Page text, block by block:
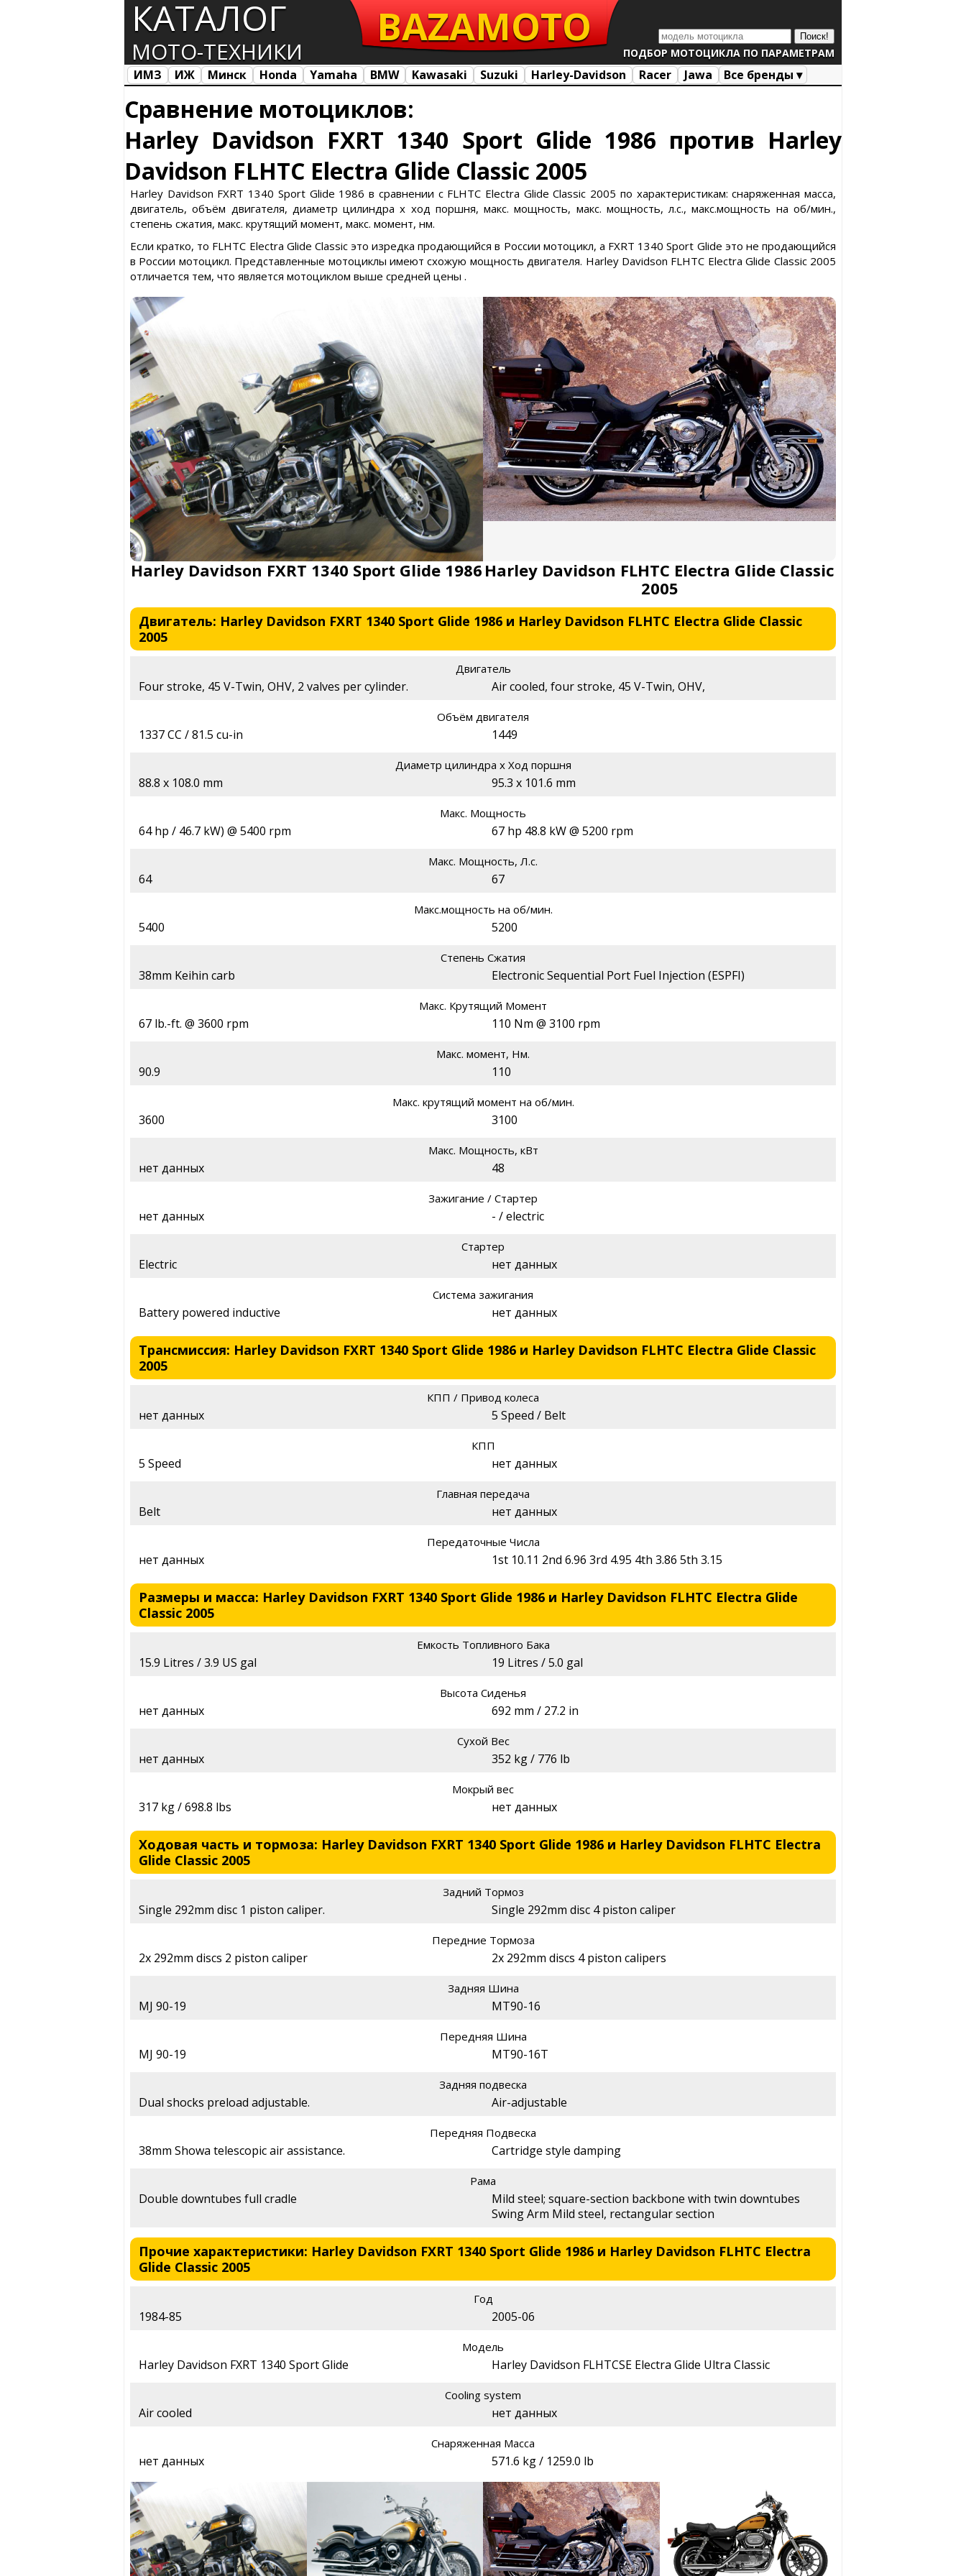
КАТАЛОГ
МОТО-ТЕХНИКИ ПОДБОР МОТОЦИКЛА ПО ПАРАМЕТРАМ
BAZAMOTO
ИМЗ ИЖ Минск Honda Yamaha BMW Kawasaki Suzuki Harley-Davidson Racer Jawa
Все бренды ▾
Сравнение мотоциклов:
Harley Davidson FXRT 1340 Sport Glide 1986 против Harley
Davidson FLHTC Electra Glide Classic 2005
Harley Davidson FXRT 1340 Sport Glide 1986 в сравнении с FLHTC Electra Glide Classic 2005 по характеристикам: снаряженная масса,
двигатель, объём двигателя, диаметр цилиндра х ход поршня, макс. мощность, макс. мощность, л.с., макс.мощность на об/мин.,
степень сжатия, макс. крутящий момент, макс. момент, нм.
Если кратко, то FLHTC Electra Glide Classic это изредка продающийся в России мотоцикл, а FXRT 1340 Sport Glide это не продающийся
в России мотоцикл. Представленные мотоциклы имеют схожую мощность двигателя. Harley Davidson FLHTC Electra Glide Classic 2005
отличается тем, что является мотоциклом выше средней цены .
Harley Davidson FXRT 1340 Sport Glide 1986 Harley Davidson FLHTC Electra Glide Classic
2005
Двигатель: Harley Davidson FXRT 1340 Sport Glide 1986 и Harley Davidson FLHTC Electra Glide Classic
2005
Двигатель
Four stroke, 45 V-Twin, OHV, 2 valves per cylinder. Air cooled, four stroke, 45 V-Twin, OHV,
Объём двигателя
1337 CC / 81.5 cu-in 1449
Диаметр цилиндра х Ход поршня
88.8 x 108.0 mm 95.3 x 101.6 mm
Макс. Мощность
64 hp / 46.7 kW) @ 5400 rpm 67 hp 48.8 kW @ 5200 rpm
Макс. Мощность, Л.с.
64 67
Макс.мощность на об/мин.
5400 5200
Степень Сжатия
38mm Keihin carb Electronic Sequential Port Fuel Injection (ESPFI)
Макс. Крутящий Момент
67 lb.-ft. @ 3600 rpm 110 Nm @ 3100 rpm
Макс. момент, Нм.
90.9 110
Макс. крутящий момент на об/мин.
3600 3100
Макс. Мощность, кВт
нет данных 48
Зажигание / Стартер
нет данных - / electric
Стартер
Electric нет данных
Система зажигания
Battery powered inductive нет данных
Трансмиссия: Harley Davidson FXRT 1340 Sport Glide 1986 и Harley Davidson FLHTC Electra Glide Classic
2005
КПП / Привод колеса
нет данных 5 Speed / Belt
КПП
5 Speed нет данных
Главная передача
Belt нет данных
Передаточные Числа
нет данных 1st 10.11 2nd 6.96 3rd 4.95 4th 3.86 5th 3.15
Размеры и масса: Harley Davidson FXRT 1340 Sport Glide 1986 и Harley Davidson FLHTC Electra Glide
Classic 2005
Емкость Топливного Бака
15.9 Litres / 3.9 US gal 19 Litres / 5.0 gal
Высота Сиденья
нет данных 692 mm / 27.2 in
Сухой Вес
нет данных 352 kg / 776 lb
Мокрый вес
317 kg / 698.8 lbs нет данных
Ходовая часть и тормоза: Harley Davidson FXRT 1340 Sport Glide 1986 и Harley Davidson FLHTC Electra
Glide Classic 2005
Задний Тормоз
Single 292mm disc 1 piston caliper. Single 292mm disc 4 piston caliper
Передние Тормоза
2x 292mm discs 2 piston caliper 2x 292mm discs 4 piston calipers
Задняя Шина
MJ 90-19 MT90-16
Передняя Шина
MJ 90-19 MT90-16T
Задняя подвеска
Dual shocks preload adjustable. Air-adjustable
Передняя Подвеска
38mm Showa telescopic air assistance. Cartridge style damping
Рама
Double downtubes full cradle
Mild steel; square-section backbone with twin downtubes
Swing Arm Mild steel, rectangular section
Прочие характеристики: Harley Davidson FXRT 1340 Sport Glide 1986 и Harley Davidson FLHTC Electra
Glide Classic 2005
Год
1984-85 2005-06
Модель
Harley Davidson FXRT 1340 Sport Glide Harley Davidson FLHTCSE Electra Glide Ultra Classic
Cooling system
Air cooled нет данных
Снаряженная Масса
нет данных 571.6 kg / 1259.0 lb